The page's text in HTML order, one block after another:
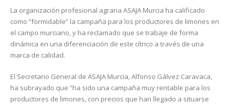
La organización profesional agraria ASAJA Murcia ha calificado
como “formidable” la campaña para los productores de limones en
el campo murciano, y ha reclamado que se trabaje de forma
dinámica en una diferenciación de este cítrico a través de una
marca de calidad.
El Secretario General de ASAJA Murcia, Alfonso Gálvez Caravaca,
ha subrayado que “ha sido una campaña muy rentable para los
productores de limones, con precios que han llegado a situarse